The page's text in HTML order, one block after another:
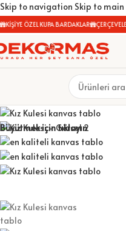
Skip to navigation Skip to
KİŞİYE ÖZEL KUPA BARDAKLAR ÇERÇEVELER
Büyütmek için tıklayın